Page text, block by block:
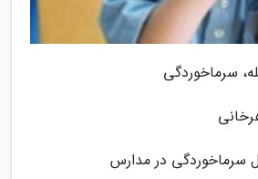
سرماخوردگی
سرماخوردگی در مدارس